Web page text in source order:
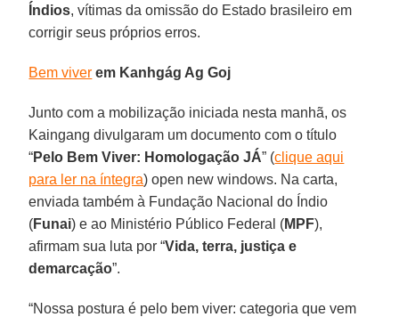
Índios, vítimas da omissão do Estado brasileiro em
corrigir seus próprios erros.
Bem viver em Kanhgág Ag Goj
Junto com a mobilização iniciada nesta manhã, os
Kaingang divulgaram um documento com o título
“Pelo Bem Viver: Homologação JÁ” (clique aqui
para ler na íntegra) open new windows. Na carta,
enviada também à Fundação Nacional do Índio
(Funai) e ao Ministério Público Federal (MPF),
afirmam sua luta por “Vida, terra, justiça e
demarcação”.
“Nossa postura é pelo bem viver: categoria que vem